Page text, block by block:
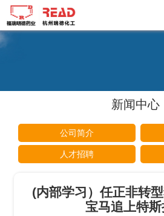
新闻中心
公司简介
人才招聘
(内部学习）任正非转
宝马追上特斯